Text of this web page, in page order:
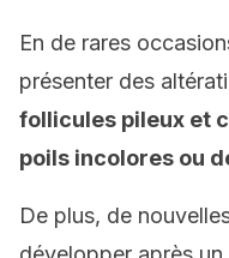
En de rares
présenter des
follicules pileux et
poils incolores ou
De plus, de